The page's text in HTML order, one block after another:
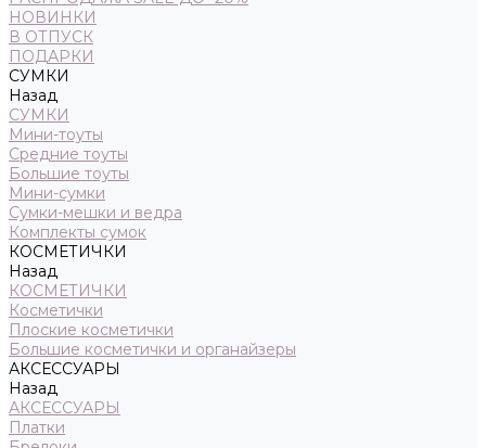
НОВИНКИ
В ОТПУСК
ПОДАРКИ
СУМКИ
Назад
СУМКИ
Мини-тоуты
Средние тоуты
Большие тоуты
Мини-сумки
Сумки-мешки и ведра
Комплекты сумок
КОСМЕТИЧКИ
Назад
КОСМЕТИЧКИ
Косметички
Плоские косметички
Большие косметички и органайзеры
АКСЕССУАРЫ
Назад
АКСЕССУАРЫ
Платки